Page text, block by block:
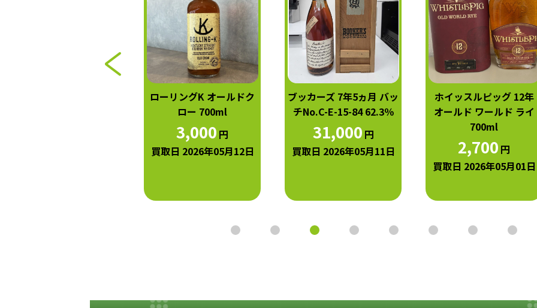
ローリングK オールドク
ロー 700ml
3,000 円
買取日 2026年05月12日
ブッカーズ 7年5ヵ月 バッ
チNo.C-E-15-84 62.3％
31,000 円
買取日 2026年05月11日
ホイッスルピッグ 12年
オールド ワールド ライ
700ml
2,700 円
買取日 2026年05月01日